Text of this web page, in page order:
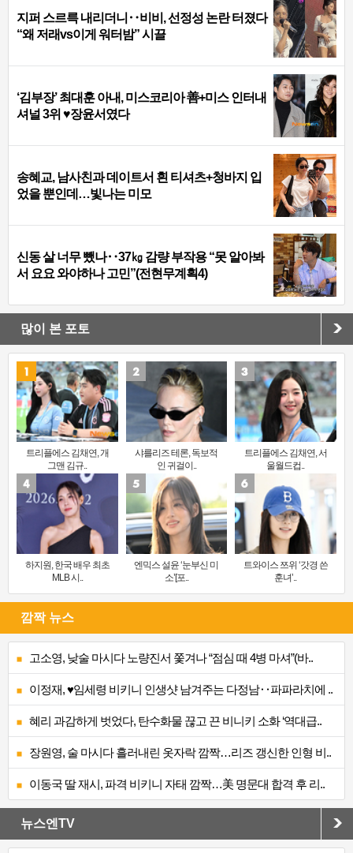
지퍼 스르륵 내리더니‥비비, 선정성 논란 터졌다
“왜 저래vs이게 워터밤” 시끌
‘김부장’ 최대훈 아내, 미스코리아 善+미스 인터내
셔널 3위 ♥장윤서였다
송혜교, 남사친과 데이트서 흰 티셔츠+청바지 입
었을 뿐인데…빛나는 미모
신동 살 너무 뺐나‥37㎏ 감량 부작용 “못 알아봐
서 요요 와야하나 고민”(전현무계획4)
많이 본 포토
트리플에스 김채연, 개
그맨 김규..
샤를리즈 테론, 독보적
인 귀걸이..
트리플에스 김채연, 서
울월드컵..
하지원, 한국 배우 최초
MLB 시..
엔믹스 설윤 ‘눈부신 미
소’[포..
트와이스 쯔위 ‘갓경 쓴
훈녀’..
깜짝 뉴스
고소영, 낮술 마시다 노량진서 쫓겨나 “점심 때 4병 마셔”(바..
이정재, ♥임세령 비키니 인생샷 남겨주는 다정남‥파파라치에 ..
혜리 과감하게 벗었다, 탄수화물 끊고 끈 비니키 소화 ‘역대급..
장원영, 술 마시다 흘러내린 옷자락 깜짝…리즈 갱신한 인형 비..
이동국 딸 재시, 파격 비키니 자태 깜짝…美 명문대 합격 후 리..
뉴스엔TV